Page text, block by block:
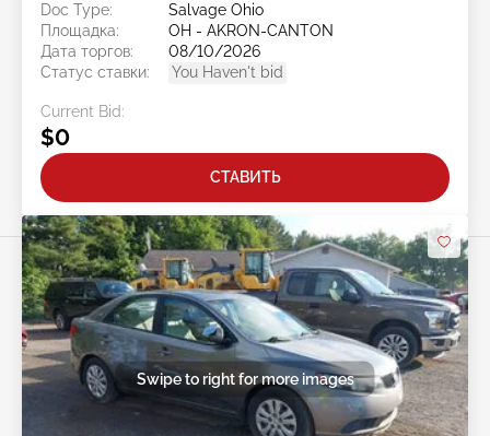
Doc Type:
Salvage Ohio
Площадка:
OH - AKRON-CANTON
Дата торгов:
08/10/2026
Статус ставки:
You Haven't bid
Current Bid:
$0
СТАВИТЬ
Swipe to right for more images